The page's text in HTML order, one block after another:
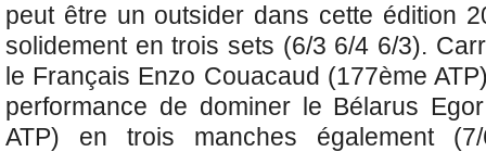
peut être un outsider dans cette édition
solidement en trois sets (6/3 6/4 6/3).
le Français Enzo Couacaud (177ème
performance de dominer le Bélarus
ATP) en trois manches également